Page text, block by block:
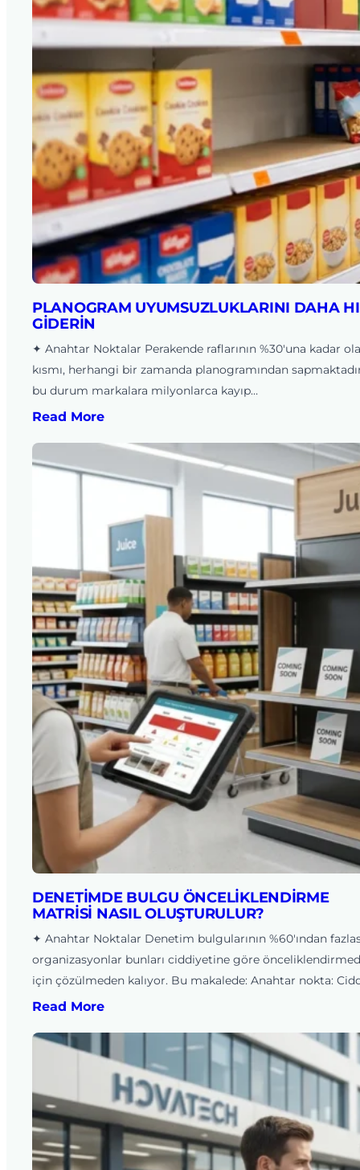
PLANOGRAM UYUMSUZLUKLARINI DAHA
GIDERIN
✦ Anahtar Noktalar Perakende raflarının %30'una kadar
kısmı, herhangi bir zamanda planogramından
bu durum markalara milyonlarca kayıp…
Read More
DENETIMDE BULGU ÖNCELIKLENDIRME
MATRISI NASIL OLUŞTURULUR?
✦ Anahtar Noktalar Denetim bulgularının %60'ından
organizasyonlar bunları ciddiyetine göre
için çözülmeden kalıyor. Bu makalede: Anahtar nokta:
Read More